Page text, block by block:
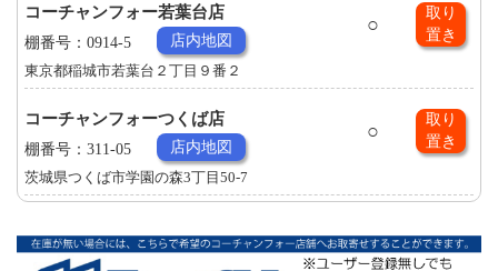
コーチャンフォー若葉台店
○
取り
置き
棚番号：0914-5 店内地図
東京都稲城市若葉台２丁目９番２
コーチャンフォーつくば店
○
取り
置き
棚番号：311-05 店内地図
茨城県つくば市学園の森3丁目50-7